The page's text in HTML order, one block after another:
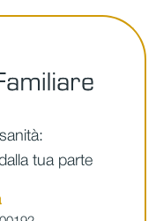
tua parte